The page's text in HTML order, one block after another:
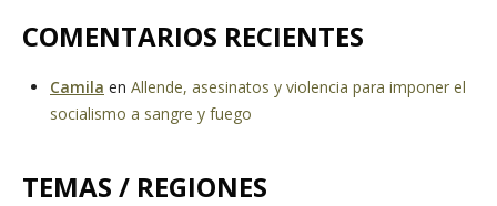
COMENTARIOS RECIENTES
Camila en Allende, asesinatos y violencia para imponer el
socialismo a sangre y fuego
TEMAS / REGIONES